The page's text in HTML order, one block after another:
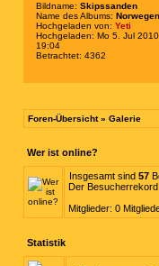
Bildname: Skipssanden
Name des Albums: Norwegen
Hochgeladen von: Yeti
Hochgeladen: Mo 5. Jul 2010,
19:04
Betrachtet: 4362
Foren-Übersicht» Galerie
Wer ist online?
Insgesamt sind 57
Der Besucherrekord
Mitglieder: 0
Statistik